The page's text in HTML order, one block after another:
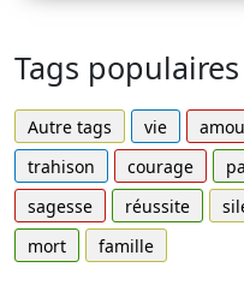
Tags populaires
Autre tags vie
trahison
courage
sagesse
réussite
mort
famille